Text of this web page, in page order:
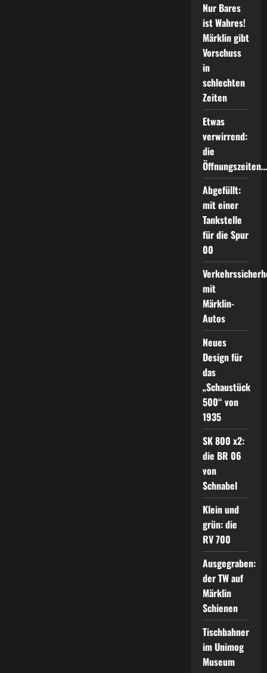
Nur Bares
ist Wahres!
Märklin gibt
Vorschuss
in
schlechten
Zeiten
Etwas
verwirrend:
die
Öffnungszeiten…
Abgefüllt:
mit einer
Tankstelle
für die Spur
00
mit
Märklin-
Autos
Neues
Design für
das
„Schaustück
500“ von
1935
SK 800 x2:
die BR 06
von
Schnabel
Klein und
grün: die
RV 700
Ausgegraben:
der TW auf
Märklin
Schienen
Tischbahner
im Unimog
Museum